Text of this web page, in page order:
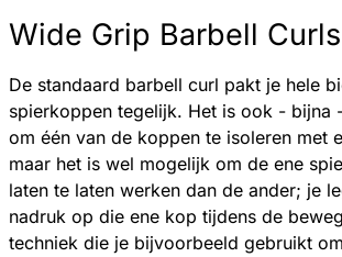
Wide Grip Barbell Curls
De standaard barbell curl pakt je hele
spierkoppen tegelijk. Het is ook - bijna
om één van de koppen te isoleren met
maar het is wel mogelijk om de ene
laten te laten werken dan de ander; je
nadruk op die ene kop tijdens de
techniek die je bijvoorbeeld gebruikt